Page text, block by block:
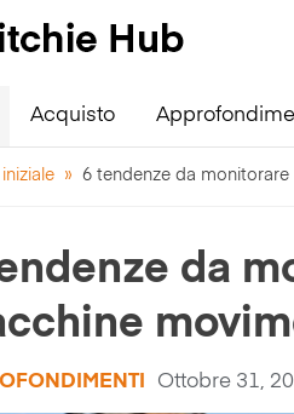
Acquisto
» 6 tendenze da
da
Ottobre 31,